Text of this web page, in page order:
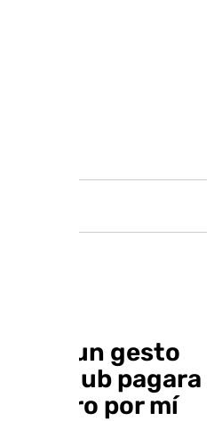
«Es un gesto
el club pagara
dinero por mí